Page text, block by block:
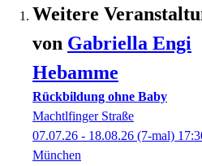
Weitere
von Gabriella Engi
Hebamme
Rückbildung ohne Baby
Machtlfinger Straße
07.07.26 - 18.08.26 (7-mal)
München